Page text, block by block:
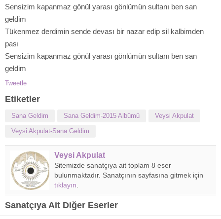
Sensizim kapanmaz gönül yarası gönlümün sultanı ben san
geldim
Tükenmez derdimin sende devası bir nazar edip sil kalbimden
pası
Sensizim kapanmaz gönül yarası gönlümün sultanı ben san
geldim
Tweetle
Etiketler
Sana Geldim Sana Geldim-2015 Albümü Veysi Akpulat
Veysi Akpulat-Sana Geldim
Veysi Akpulat
Sitemizde sanatçıya ait toplam 8 eser
bulunmaktadır. Sanatçının sayfasına gitmek için
tıklayın
Sanatçıya Ait Diğer Eserler